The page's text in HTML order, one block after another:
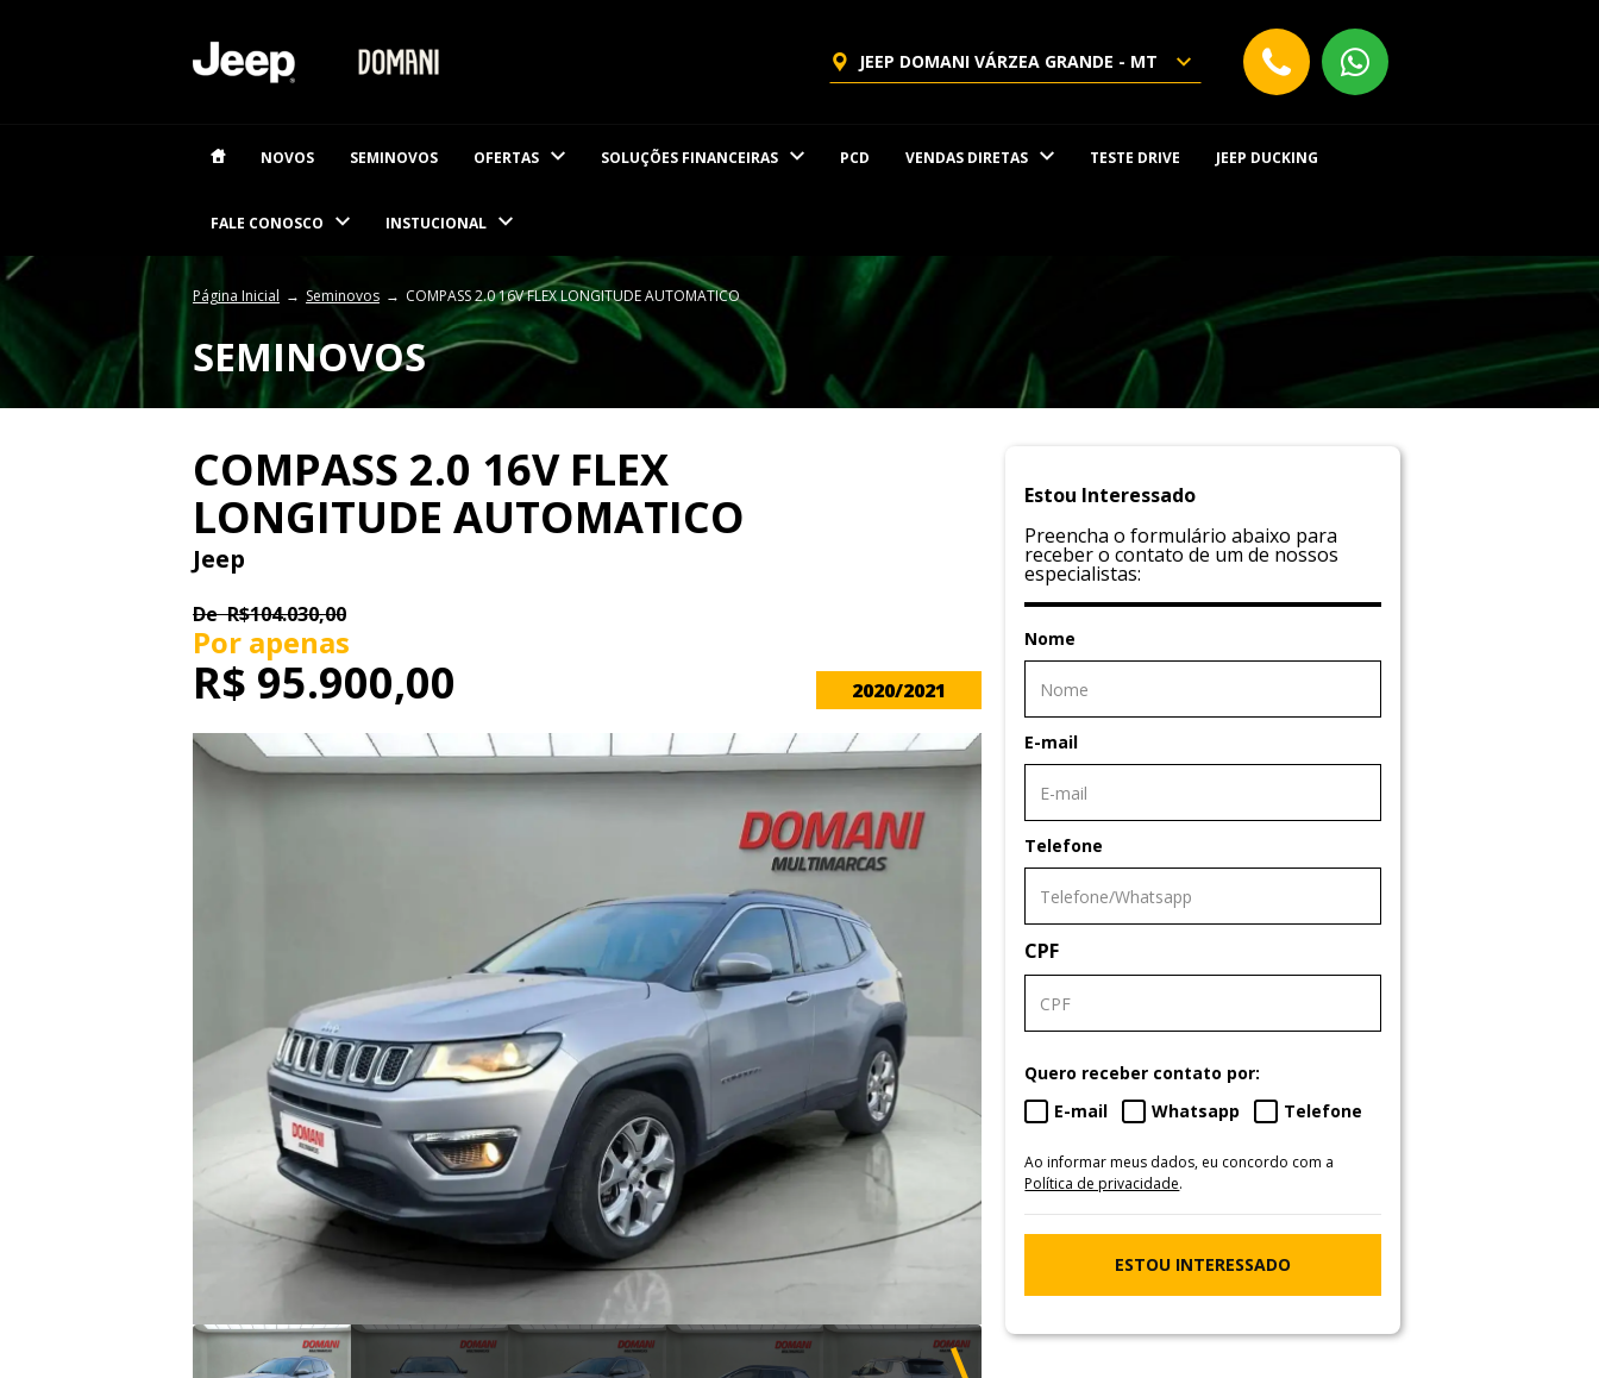
JEEP DOMANI VÁRZEA GRANDE - MT
NOVOS SEMINOVOS OFERTAS SOLUÇÕES FINANCEIRAS PCD VENDAS DIRETAS TESTE DRIVE JEEP DUCKING
FALE CONOSCO INSTUCIONAL
Página Inicial Seminovos COMPASS 2.0 16V FLEX LONGITUDE AUTOMATICO
SEMINOVOS
COMPASS 2.0 16V FLEX
LONGITUDE AUTOMATICO
Jeep
DeR$104.030,00
Por apenas
R$ 95.900,00 2020/2021
Estou Interessado
Preencha o formulário abaixo para
receber o contato de um de nossos
especialistas:
Nome
E-mail
Telefone
CPF
Quero receber contato por:
E-mail
Whatsapp Telefone
Ao informar meus dados, eu concordo com a
Política de privacidade.
ESTOU INTERESSADO